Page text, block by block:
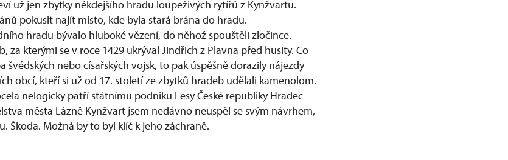
už jen zbytky někdejšího hradu loupeživých rytířů z Kynžvartu.
pokusit najít místo, kde byla stará brána do hradu.
hradu bývalo hluboké vězení, do něhož spouštěli zločince.
za kterými se v roce 1429 ukrýval Jindřich z Plavna před husity. Co
švédských nebo císařských vojsk, to pak úspěšně dorazily nájezdy
obcí, kteří si už od 17. století ze zbytků hradeb udělali kamenolom.
nelogicky patří státnímu podniku Lesy České republiky Hradec
města Lázně Kynžvart jsem nedávno neuspěl se svým návrhem,
Škoda. Možná by to byl klíč k jeho záchraně.